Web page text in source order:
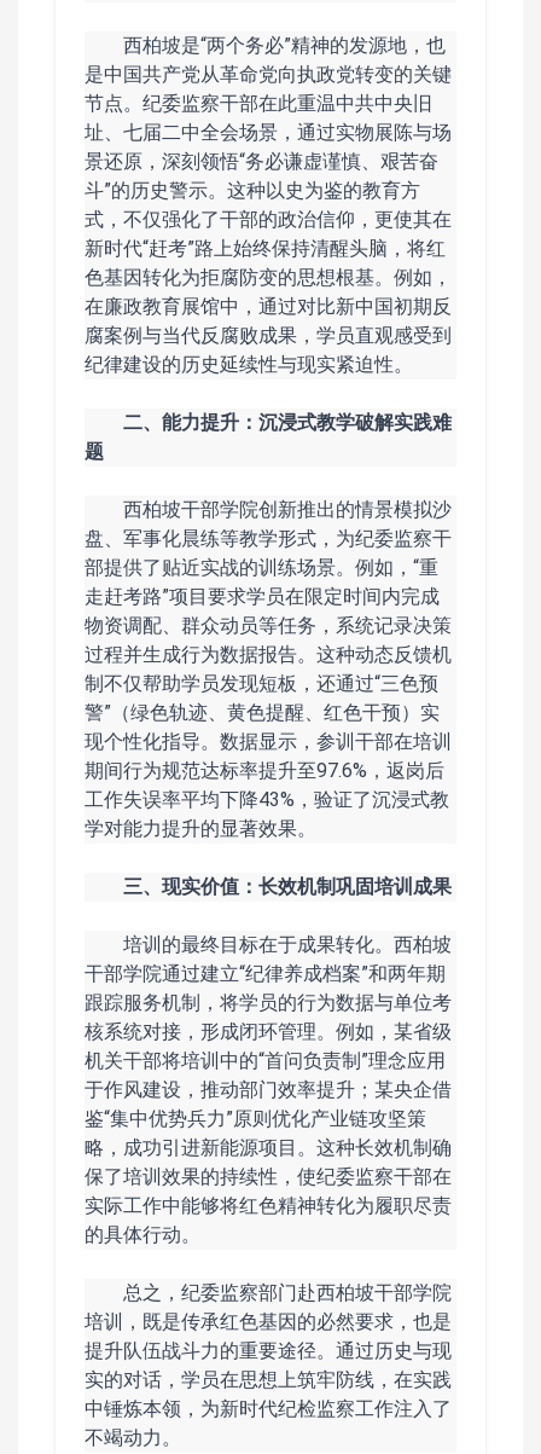
西柏坡是“两个务必”精神的发源地，也
是中国共产党从革命党向执政党转变的关键
节点。纪委监察干部在此重温中共中央旧
址、七届二中全会场景，通过实物展陈与场
景还原，深刻领悟“务必谦虚谨慎、艰苦奋
斗”的历史警示。这种以史为鉴的教育方
式，不仅强化了干部的政治信仰，更使其在
新时代“赶考”路上始终保持清醒头脑，将红
色基因转化为拒腐防变的思想根基。例如，
在廉政教育展馆中，通过对比新中国初期反
腐案例与当代反腐败成果，学员直观感受到
纪律建设的历史延续性与现实紧迫性。
二、能力提升：沉浸式教学破解实践难
题
西柏坡干部学院创新推出的情景模拟沙
盘、军事化晨练等教学形式，为纪委监察干
部提供了贴近实战的训练场景。例如，“重
走赶考路”项目要求学员在限定时间内完成
物资调配、群众动员等任务，系统记录决策
过程并生成行为数据报告。这种动态反馈机
制不仅帮助学员发现短板，还通过“三色预
警”（绿色轨迹、黄色提醒、红色干预）实
现个性化指导。数据显示，参训干部在培训
期间行为规范达标率提升至97.6%，返岗后
工作失误率平均下降43%，验证了沉浸式教
学对能力提升的显著效果。
三、现实价值：长效机制巩固培训成果
培训的最终目标在于成果转化。西柏坡
干部学院通过建立“纪律养成档案”和两年期
跟踪服务机制，将学员的行为数据与单位考
核系统对接，形成闭环管理。例如，某省级
机关干部将培训中的“首问负责制”理念应用
于作风建设，推动部门效率提升；某央企借
鉴“集中优势兵力”原则优化产业链攻坚策
略，成功引进新能源项目。这种长效机制确
保了培训效果的持续性，使纪委监察干部在
实际工作中能够将红色精神转化为履职尽责
的具体行动。
总之，纪委监察部门赴西柏坡干部学院
培训，既是传承红色基因的必然要求，也是
提升队伍战斗力的重要途径。通过历史与现
实的对话，学员在思想上筑牢防线，在实践
中锤炼本领，为新时代纪检监察工作注入了
不竭动力。